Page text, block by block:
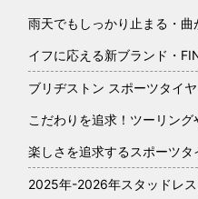
雨天でもしっかり止まる・
イフに応える新ブランド・
ブリヂストン スポーツタイ
こだわりを追求！ツーリン
楽しさを追求するスポーツタ
2025年-2026年スタッドレ